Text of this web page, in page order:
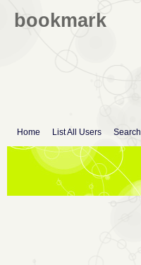
bookmark
Home List All Users Search